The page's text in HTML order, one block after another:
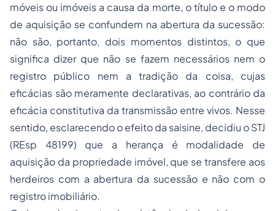
móveis ou imóveis a causa da morte, o título e o modo
de aquisição se confundem na abertura da sucessão:
não são, portanto, dois momentos distintos, o que
significa dizer que não se fazem necessários nem o
registro público nem a tradição da coisa, cujas
eficácias são meramente declarativas, ao contrário da
eficácia constitutiva da transmissão entre vivos. Nesse
sentido, esclarecendo o efeito da saisine, decidiu o STJ
(REsp 48199) que a herança é modalidade de
aquisição da propriedade imóvel, que se transfere aos
herdeiros com a abertura da sucessão e não com o
registro imobiliário.